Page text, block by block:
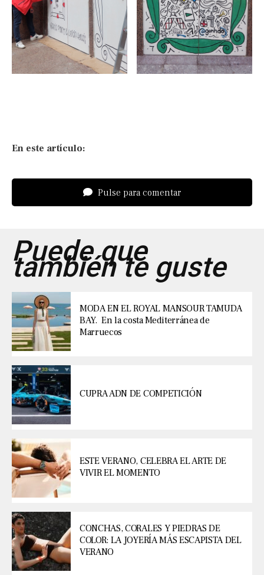
En este artículo:
Pulse para comentar
Puede que
también te guste
MODA EN EL ROYAL MANSOUR TAMUDA
BAY. En la costa Mediterránea de
Marruecos
CUPRA ADN DE COMPETICIÓN
ESTE VERANO, CELEBRA EL ARTE DE
VIVIR EL MOMENTO
CONCHAS, CORALES Y PIEDRAS DE
COLOR: LA JOYERÍA MÁS ESCAPISTA DEL
VERANO